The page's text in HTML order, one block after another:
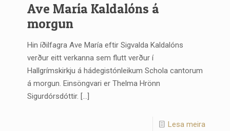
Ave María Kaldalóns á
morgun
Hin íðilfagra Ave María eftir Sigvalda Kaldalóns
verður eitt verkanna sem flutt verður í
Hallgrímskirkju á hádegistónleikum Schola cantorum
á morgun. Einsöngvari er Thelma Hrönn
Sigurdórsdóttir. […]
Lesa meira